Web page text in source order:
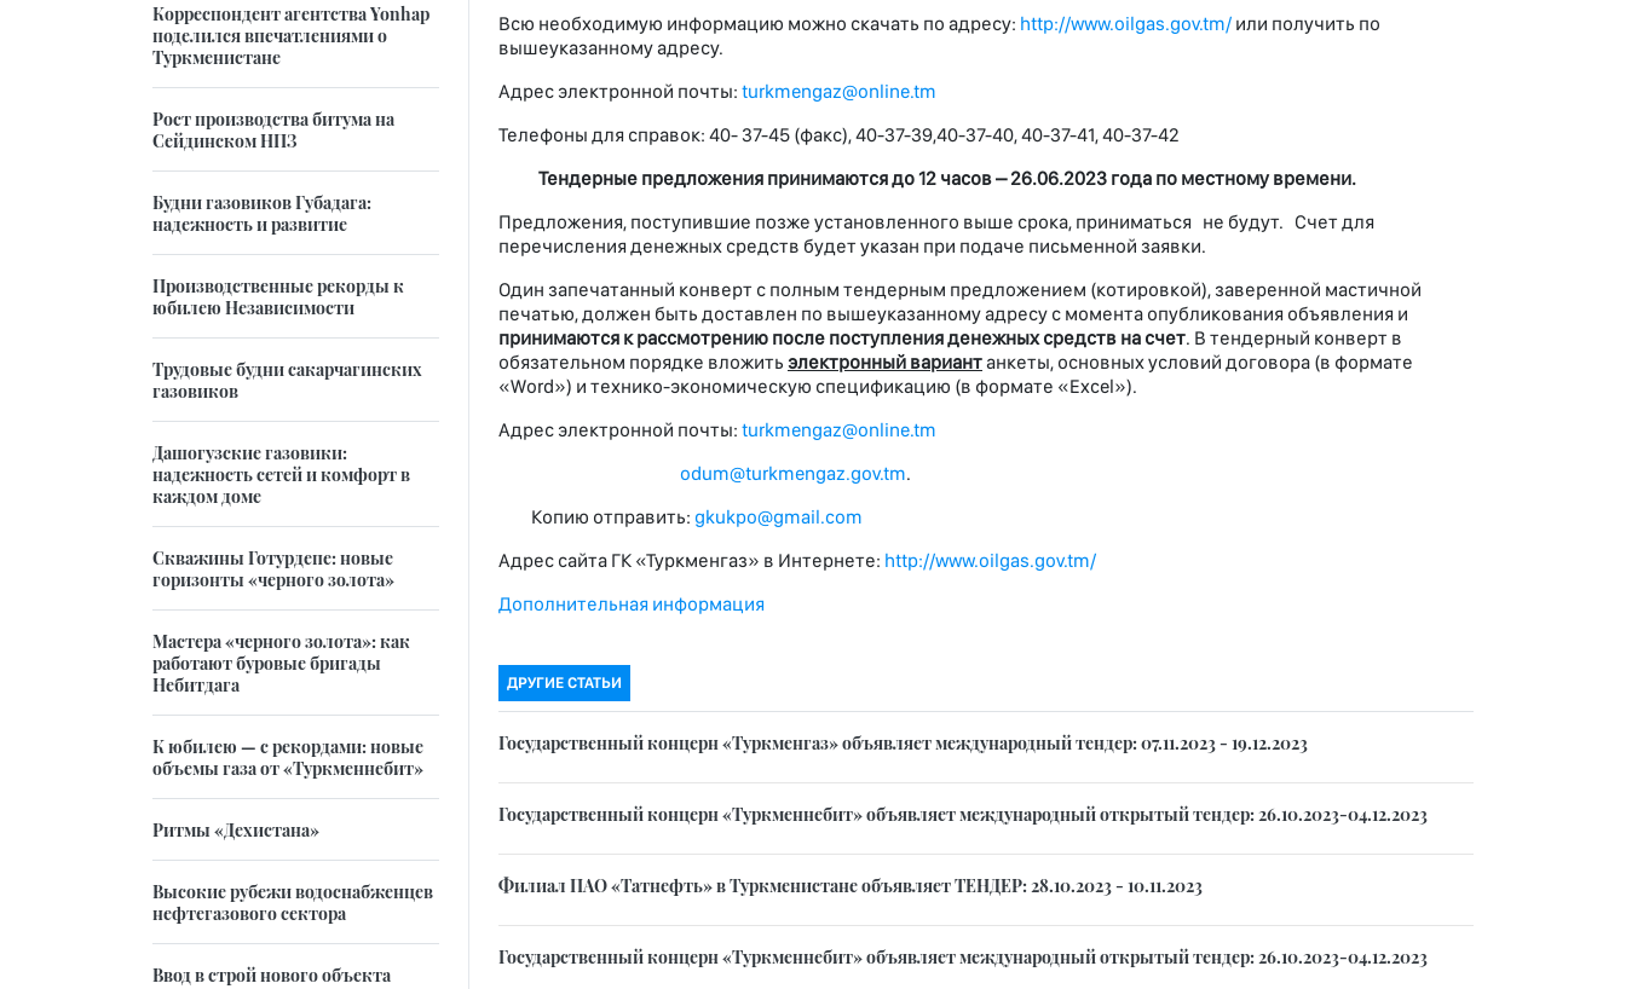
Всю необходимую информацию можно скачать по адресу: http://www.oilgas.gov.tm/ или получить по
вышеуказанному адресу.
Адрес электронной почты: turkmengaz@online.tm
Телефоны для справок: 40- 37-45 (факс), 40-37-39,40-37-40, 40-37-41, 40-37-42
Тендерные предложения принимаются до 12 часов –26.06.2023 года по местному времени.
Предложения, поступившие позже установленного выше срока, приниматься не будут. Счет для
перечисления денежных средств будет указан при подаче письменной заявки.
Один запечатанный конверт с полным тендерным предложением (котировкой), заверенной мастичной
печатью, должен быть доставлен по вышеуказанному адресу с момента опубликования объявления и
принимаются к рассмотрению после поступления денежных средств на счет. В тендерный конверт в
обязательном порядке вложить электронный вариантанкеты, основных условий договора (в формате
«Word») и технико-экономическую спецификацию (в формате «Excel»).
Адрес электронной почты: turkmengaz@online.tm
odum@turkmengaz.gov.tm.
Копию отправить: gkukpo@gmail.com
Адрес сайта ГК «Туркменгаз» в Интернете: http://www.oilgas.gov.tm/
Дополнительная информация
ДРУГИЕ СТАТЬИ
Государственный концерн «Туркменгаз» объявляет международный тендер: 07.11.2023 - 19.12.2023
Государственный концерн «Туркменнебит» объявляет международный открытый тендер: 26.10.2023-04.12.2023
Филиал ПАО «Татнефть» в Туркменистане объявляет ТЕНДЕР: 28.10.2023 - 10.11.2023
Государственный концерн «Туркменнебит» объявляет международный открытый тендер: 26.10.2023-04.12.2023
Корреспондент агентства Yonhap
поделился впечатлениями о
Туркменистане
Рост производства битума на
Сейдинском НПЗ
Будни газовиков Губадага:
надежность и развитие
Производственные рекорды к
юбилею Независимости
Трудовые будни сакарчагинских
газовиков
Дашогузские газовики:
надежность сетей и комфорт в
каждом доме
Скважины Готурдепе: новые
горизонты «черного золота»
Мастера «черного золота»: как
работают буровые бригады
Небитдага
К юбилею — с рекордами: новые
объемы газа от «Туркменнебит»
Ритмы «Дехистана»
Высокие рубежи водоснабженцев
нефтегазового сектора
Ввод в строй нового объекта